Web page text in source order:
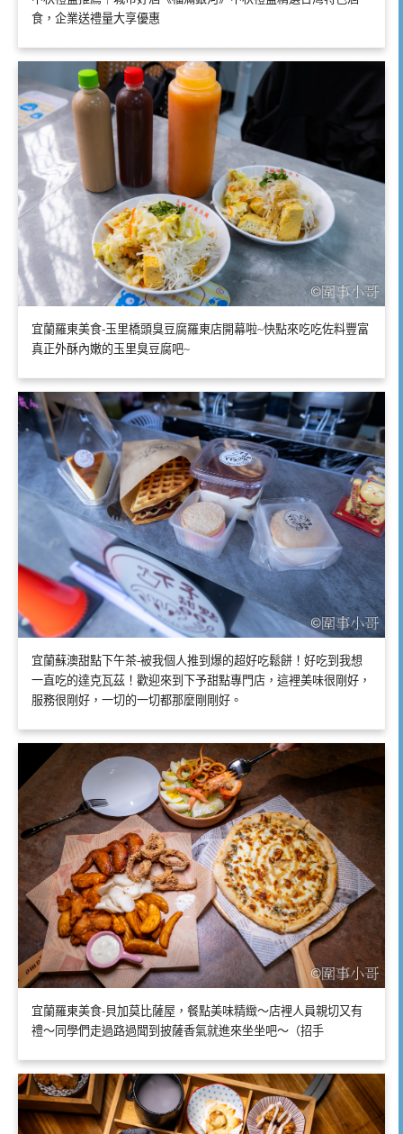
食，企業送禮量大享優惠
宜蘭羅東美食-玉里橋頭臭豆腐羅東店開幕啦~快點來吃吃佐料豐富
真正外酥內嫩的玉里臭豆腐吧~
宜蘭蘇澳甜點下午茶-被我個人推到爆的超好吃鬆餅！好吃到我想
一直吃的達克瓦茲！歡迎來到下予甜點專門店，這裡美味很剛好，
服務很剛好，一切的一切都那麼剛剛好。
宜蘭羅東美食-貝加莫比薩屋，餐點美味精緻～店裡人員親切又有
禮～同學們走過路過聞到披薩香氣就進來坐坐吧～（招手